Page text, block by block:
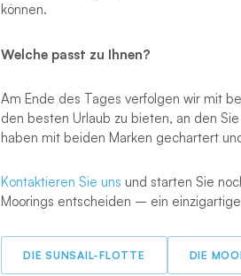
können.
Welche passt zu Ihnen?
Am Ende des Tages verfolgen wir mit
den besten Urlaub zu bieten, an den
haben mit beiden Marken gechartert
Kontaktieren Sie uns und starten Sie
Moorings entscheiden – ein
DIE SUNSAIL-FLOTTE DIE